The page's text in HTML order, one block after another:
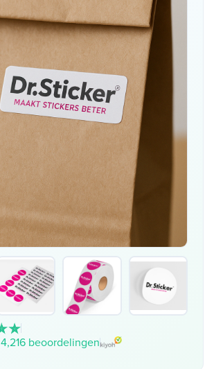
4,216 beoordelingen